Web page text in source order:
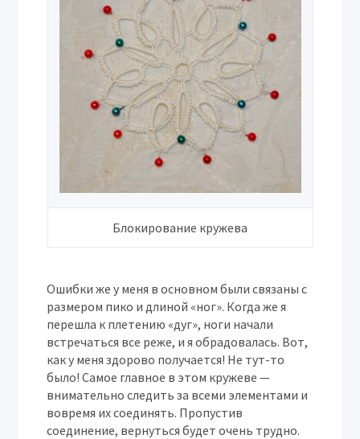
Блокирование кружева
Ошибки же у меня в основном были связаны с
размером пико и длиной «ног». Когда же я
перешла к плетению «дуг», ноги начали
встречаться все реже, и я обрадовалась. Вот,
как у меня здорово получается! Не тут-то
было! Самое главное в этом кружеве —
внимательно следить за всеми элементами и
вовремя их соединять. Пропустив
соединение, вернуться будет очень трудно.